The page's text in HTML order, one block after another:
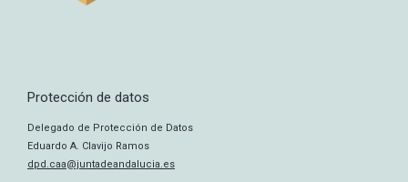
Protección de datos
Delegado de Protección de Datos
Eduardo A. Clavijo Ramos
dpd.caa@juntadeandalucia.es